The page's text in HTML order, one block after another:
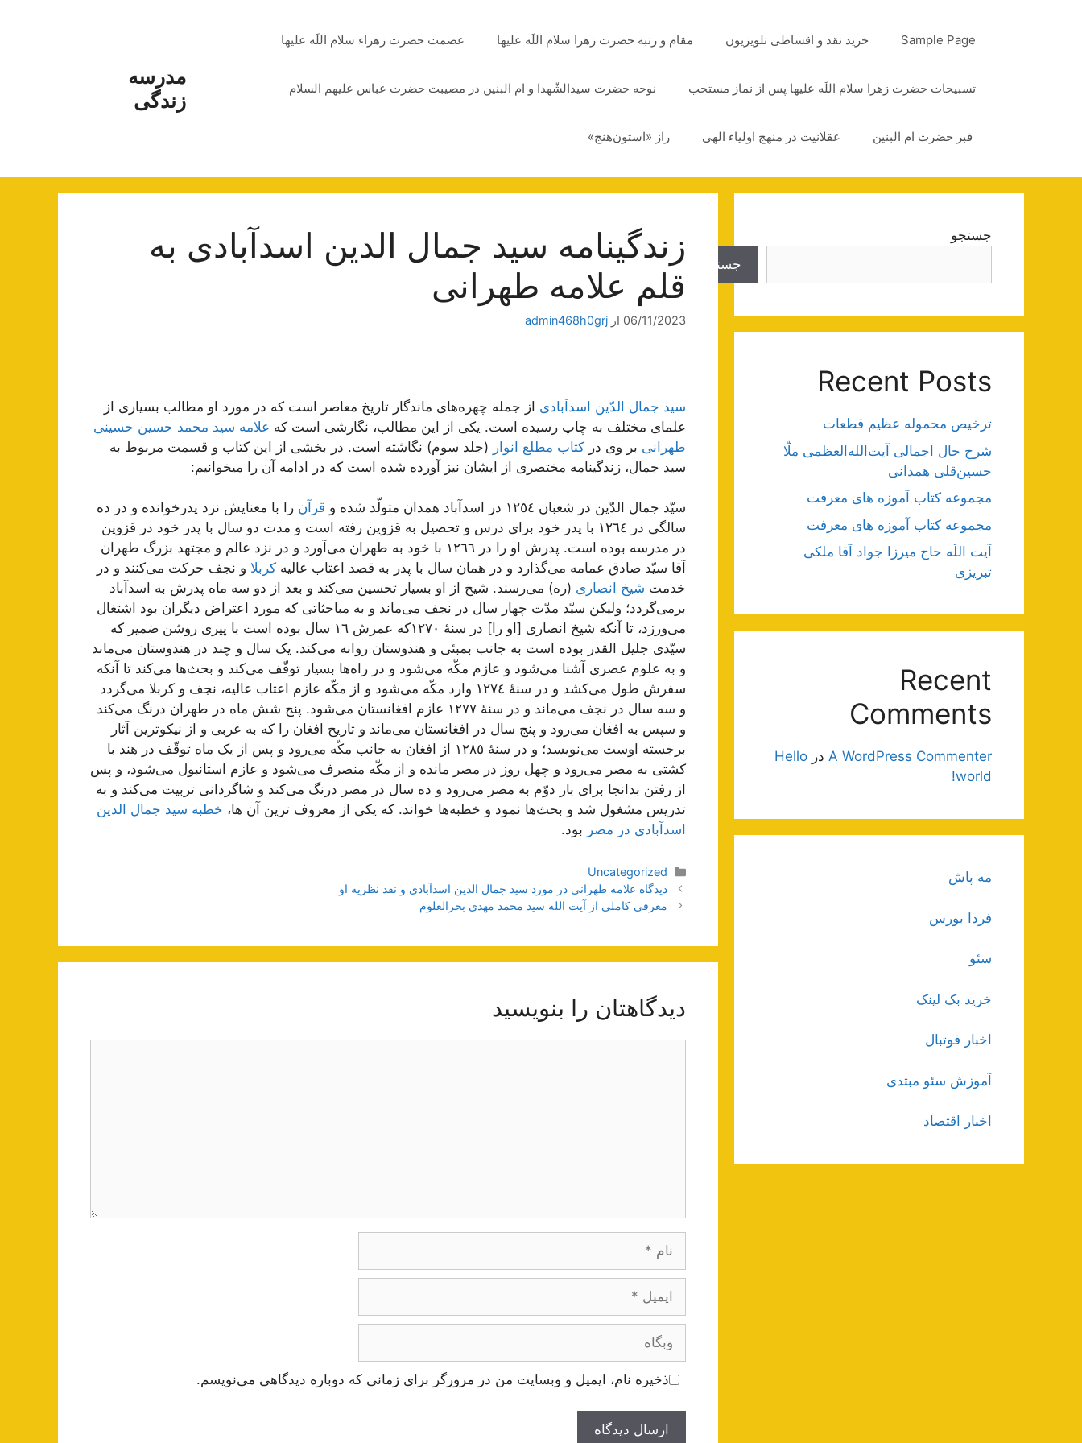
مدرسه
زندگی
Sample Page خرید نقد و اقساطی تلویزیون مقام و رتبه حضرت زهرا سلام اللَه علیها عصمت حضرت زهراء سلام اللَه علیها
تسبیحات حضرت زهرا سلام اللَه علیها پس از نماز مستحب نوحه حضرت سیدالشّهدا و ام البنین در مصیبت حضرت عباس علیهم السلام
قبر حضرت ام البنین عقلانیت در منهج اولیاء الهی راز «استون‌هنج»
زندگینامه سید جمال الدین اسدآبادی به
قلم علامه طهرانی
06/11/2023 از admin468h0grj
سید جمال الدّین اسدآبادی از جمله چهره‌های ماندگار تاریخ معاصر است که در مورد او مطالب بسیاری از
علمای مختلف به چاپ رسیده است. یکی از این مطالب، نگارشی است که علامه سید محمد حسین حسینی
طهرانی بر وی در کتاب مطلع انوار (جلد سوم) نگاشته است. در بخشی از این کتاب و قسمت مربوط به
سید جمال، زندگینامه مختصری از ایشان نیز آورده شده است که در ادامه آن را میخوانیم:
سیّد جمال الدّین در شعبان ١٢٥٤ در اسدآباد همدان متولّد شده و قرآن را با معنایش نزد پدرخوانده و در ده
سالگی در ١٢٦٤ با پدر خود برای درس و تحصیل به قزوین رفته است و مدت دو سال با پدر خود در قزوین
در مدرسه بوده است. پدرش او را در ١٢٦٦ با خود به طهران می‌آورد و در نزد عالم و مجتهد بزرگ طهران
آقا سیّد صادق عمامه می‌گذارد و در همان سال با پدر به قصد اعتاب عالیه کربلا و نجف حرکت می‌کنند و در
خدمت شیخ انصاری (ره) می‌رسند. شیخ از او بسیار تحسین می‌کند و بعد از دو سه ماه پدرش به اسدآباد
برمی‌گردد؛ ولیکن سیّد مدّت چهار سال در نجف می‌ماند و به مباحثاتی که مورد اعتراض دیگران بود اشتغال
می‌ورزد، تا آنکه شیخ انصاری [او را] در سنۀ ١٢٧٠که عمرش ١٦ سال بوده است با پیری روشن ضمیر که
سیّدی جلیل القدر بوده است به جانب بمبئی و هندوستان روانه می‌کند. یک سال و چند در هندوستان می‌ماند
و به علوم عصری آشنا می‌شود و عازم مکّه می‌شود و در راه‌ها بسیار توقّف می‌کند و بحث‌ها می‌کند تا آنکه
سفرش طول می‌کشد و در سنۀ ١٢٧٤ وارد مکّه می‌شود و از مکّه عازم اعتاب عالیه، نجف و کربلا می‌گردد
و سه سال در نجف می‌ماند و در سنۀ ١٢٧٧ عازم افغانستان می‌شود. پنج شش ماه در طهران درنگ می‌کند
و سپس به افغان می‌رود و پنج سال در افغانستان می‌ماند و تاریخ افغان را که به عربی و از نیکوترین آثار
برجسته اوست می‌نویسد؛ و در سنۀ ١٢٨٥ از افغان به جانب مکّه می‌رود و پس از یک ماه توقّف در هند با
کشتی به مصر می‌رود و چهل روز در مصر مانده و از مکّه منصرف می‌شود و عازم استانبول می‌شود، و پس
از رفتن بدانجا برای بار دوّم به مصر می‌رود و ده سال در مصر درنگ می‌کند و شاگردانی تربیت می‌کند و به
تدریس مشغول شد و بحث‌ها نمود و خطبه‌ها خواند. که یکی از معروف ترین آن ها، خطبه سید جمال الدین
اسدآبادی در مصر بود.
دسته‌ها
Uncategorized
ناوبری
نوشته‌ها
دیدگاه علامه طهرانی در مورد سید جمال الدین اسدآبادی و نقد نظریه او
معرفی کاملی از آیت الله سید محمد مهدی بحرالعلوم
دیدگاهتان را بنویسید
ایمیل
وبگاه
ذخیره نام، ایمیل و وبسایت من در مرورگر برای زمانی که دوباره دیدگاهی می‌نویسم.
جستجو
جستجو
Recent Posts
ترخیص محموله عظیم قطعات
شرح حال اجمالی آیت‌الله‌العظمی ملّا
حسین‌قلی همدانی
مجموعه کتاب آموزه های معرفت
مجموعه کتاب آموزه های معرفت
آیت اللَه حاج میرزا جواد آقا ملکی
تبریزی
Recent
Comments
A WordPress Commenter در Hello
world!
مه پاش
فردا بورس
سئو
خرید بک لینک
اخبار فوتبال
آموزش سئو مبتدی
اخبار اقتصاد